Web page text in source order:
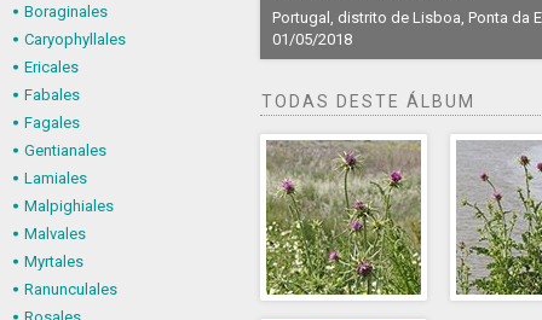
Boraginales
Caryophyllales
Ericales
Fabales
Fagales
Gentianales
Lamiales
Malpighiales
Malvales
Myrtales
Ranunculales
Portugal, distrito de Lisboa, Ponta da
01/05/2018
TODAS DESTE ÁLBUM